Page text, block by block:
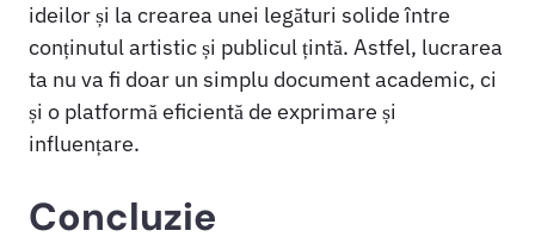
ideilor și la crearea unei legături solide între
conținutul artistic și publicul țintă. Astfel, lucrarea
ta nu va fi doar un simplu document academic, ci
și o platformă eficientă de exprimare și
influențare.
Concluzie